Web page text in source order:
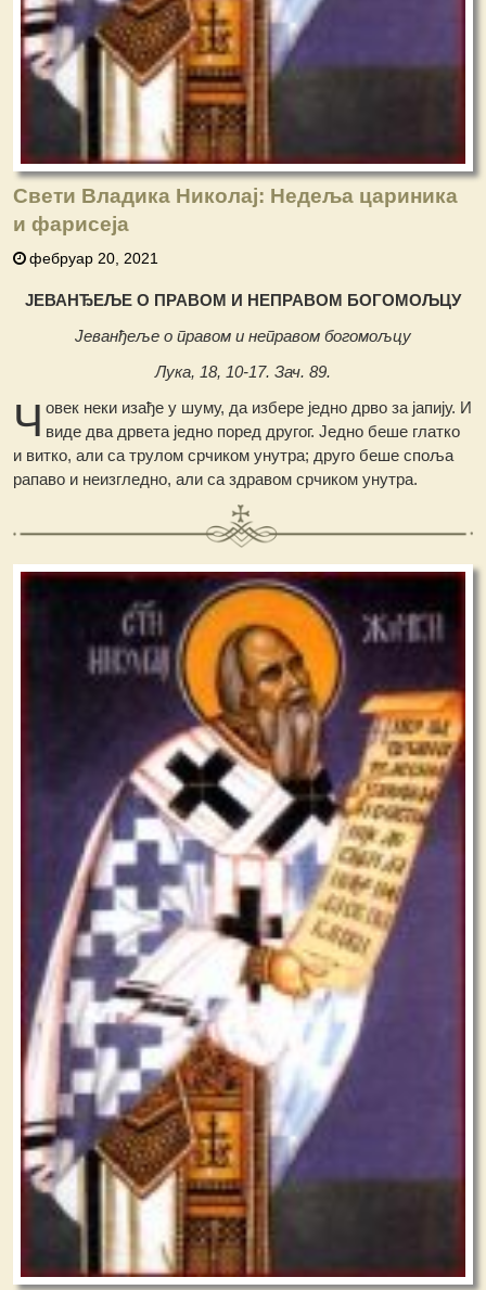
Свети Владика Николај: Недеља цариника
и фарисеја
фебруар 20, 2021
ЈЕВАНЂЕЉЕ O ПРАВОМ И НЕПРАВОМ БОГОМОЉЦУ
Јеванђеље о правом и неправом богомољцу
Лука, 18, 10-17. Зач. 89.
Ч овек неки изађе у шуму, да избере једно дрво за јапију. И
виде два дрвета једно поред другог. Једно беше глатко
и витко, али са трулом срчиком унутра; друго беше споља
рапаво и неизгледно, али са здравом срчиком унутра.